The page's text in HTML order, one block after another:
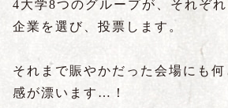
4大学8つのグループが、それぞ
企業を選び、投票します。
それまで賑やかだった会場にも
感が漂います…！